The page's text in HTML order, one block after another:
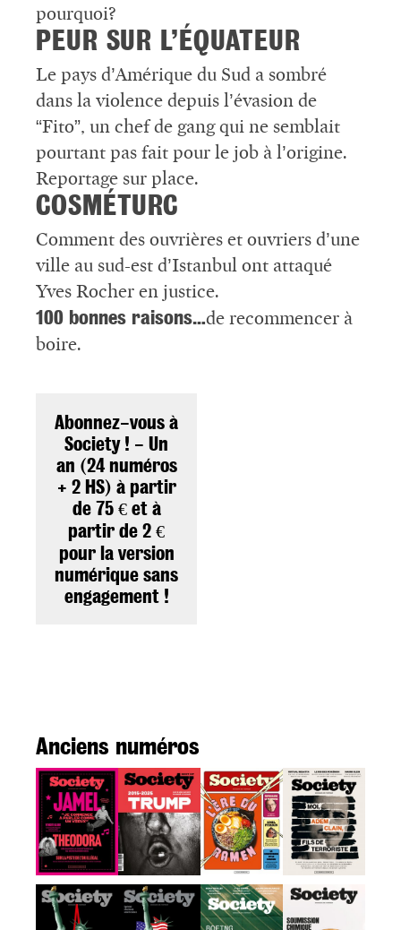
pourquoi?
PEUR SUR L’ÉQUATEUR
Le pays d’Amérique du Sud a sombré
dans la violence depuis l’évasion de
“Fito”, un chef de gang qui ne semblait
pourtant pas fait pour le job à l’origine.
Reportage sur place.
COSMÉTURC
Comment des ouvrières et ouvriers d’une
ville au sud-est d’Istanbul ont attaqué
Yves Rocher en justice.
100 bonnes raisons…de recommencer à
boire.
Abonnez-vous à
Society ! - Un
an (24 numéros
+ 2 HS) à partir
de 75 € et à
partir de 2 €
pour la version
numérique sans
engagement !
Anciens numéros